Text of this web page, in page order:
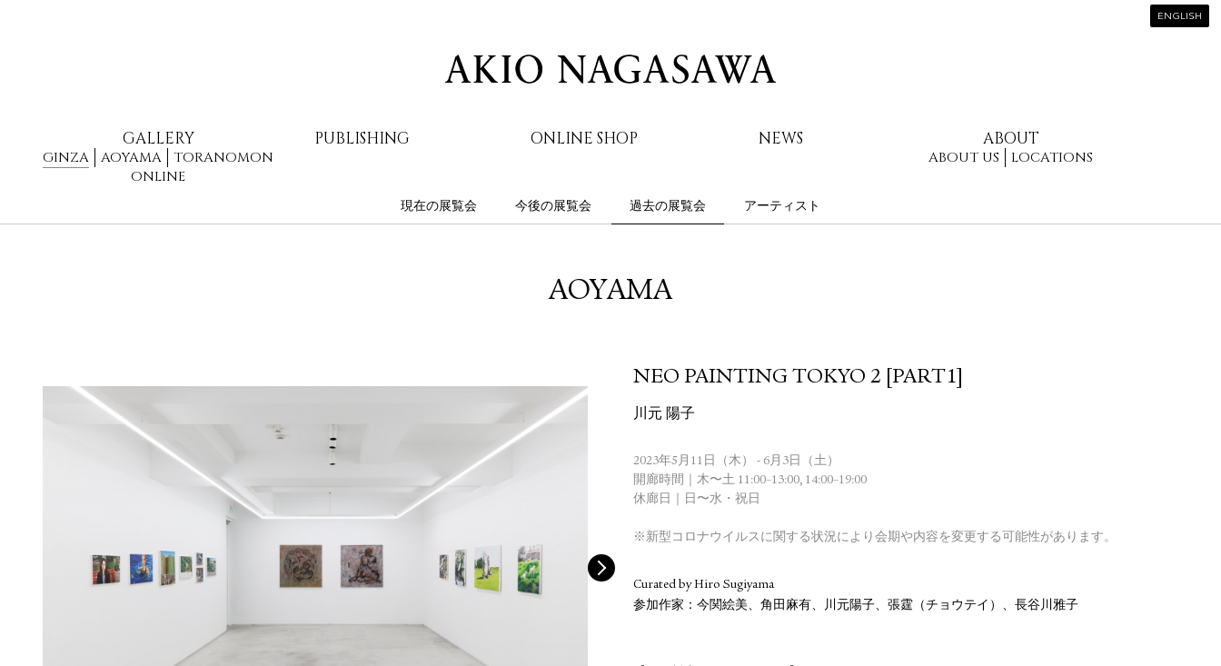
GALLERY
GINZA AOYAMA
TORANOMON
ONLINE
PUBLISHING ONLINE SHOP NEWS ABOUT
ABOUT US LOCATIONS
ENGLISH
現在の展覧会 今後の展覧会 過去の展覧会 アーティスト
AOYAMA
NEO PAINTING TOKYO 2 [PART1]
川元 陽子
2023年5月11日（木） - 6月3日（土）
開廊時間｜木〜土 11:00–13:00, 14:00–19:00
休廊日｜日〜水・祝日
※新型コロナウイルスに関する状況により会期や内容を変更する可能性があります。
Curated by Hiro Sugiyama
参加作家：今関絵美、角田麻有、川元陽子、張霆（チョウテイ）、長谷川雅子